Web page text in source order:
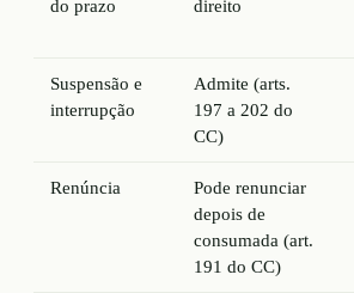
do prazo direito
Suspensão e
interrupção
Admite (arts.
197 a 202 do
CC)
Renúncia
Pode renunciar
depois de
consumada (art.
191 do CC)